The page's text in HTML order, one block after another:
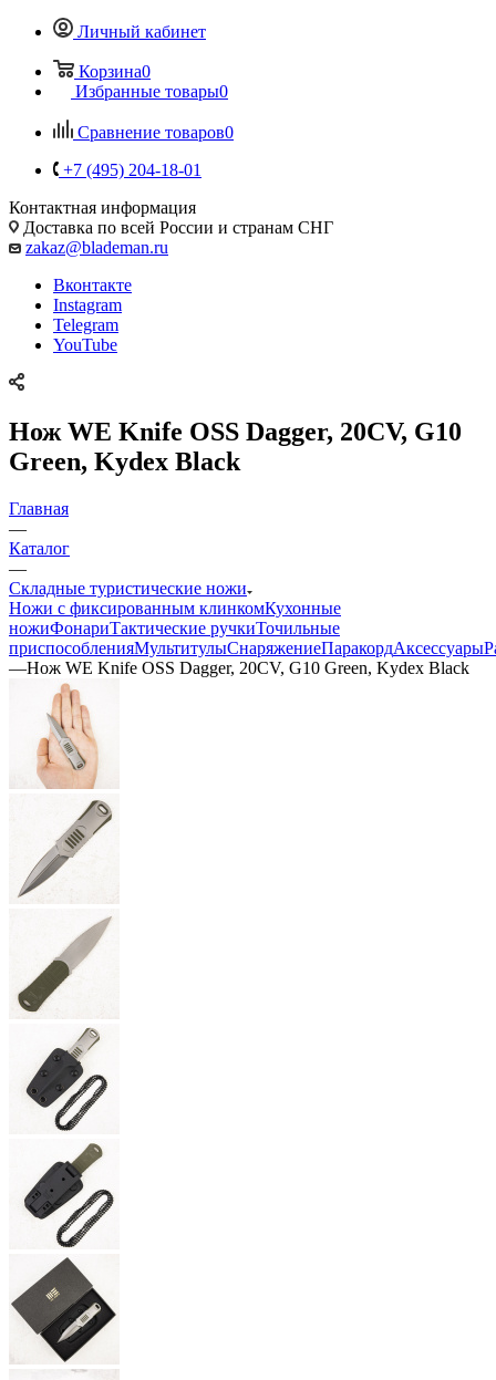
Личный кабинет
Корзина0
Избранные товары0
Сравнение товаров0
+7 (495) 204-18-01
Контактная информация
Доставка по всей России и странам СНГ
zakaz@blademan.ru
Вконтакте
Instagram
Telegram
YouTube
Нож WE Knife OSS Dagger, 20CV, G10
Green, Kydex Black
Главная
—
Каталог
—
Складные туристические ножи
Ножи с фиксированным клинкомКухонные
ножиФонариТактические ручкиТочильные
приспособленияМультитулыСнаряжениеПаракордАксессуары
—Нож WE Knife OSS Dagger, 20CV, G10 Green, Kydex Black